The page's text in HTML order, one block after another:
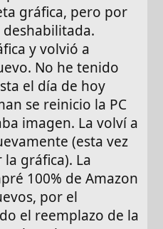
gráfica, pero por
y volvió a
No he tenido
el día de hoy
se reinicio la PC
imagen. La volví a
(esta vez
gráfica). La
100% de Amazon
por el
el reemplazo de la